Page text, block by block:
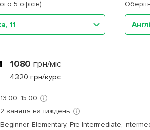
5 офісів)
11
1080 грн/міс
4320 грн/курс
13:00, 15:00
2 заняття на тиждень
Beginner, Elementary, Pre-Intermediate,